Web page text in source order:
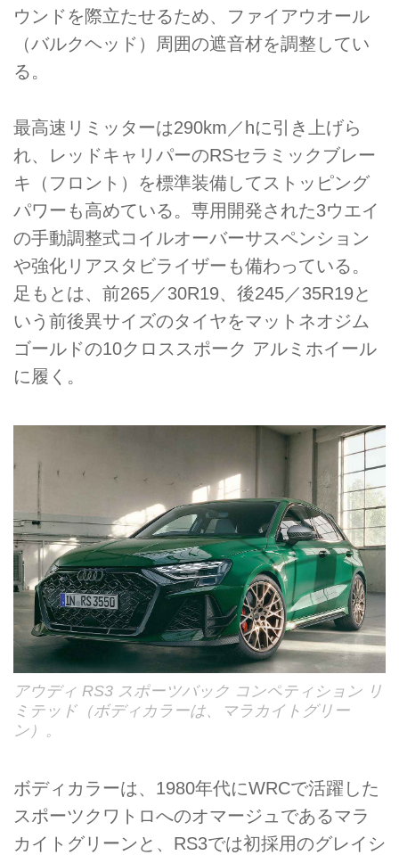
ウンドを際立たせるため、ファイアウオール
（バルクヘッド）周囲の遮音材を調整してい
る。
最高速リミッターは290km／hに引き上げら
れ、レッドキャリパーのRSセラミックブレー
キ（フロント）を標準装備してストッピング
パワーも高めている。専用開発された3ウエイ
の手動調整式コイルオーバーサスペンション
や強化リアスタビライザーも備わっている。
足もとは、前265／30R19、後245／35R19と
いう前後異サイズのタイヤをマットネオジム
ゴールドの10クロススポーク アルミホイール
に履く。
アウディ RS3 スポーツバック コンペティション リ
ミテッド（ボディカラーは、マラカイトグリー
ン）。
ボディカラーは、1980年代にWRCで活躍した
スポーツクワトロへのオマージュであるマラ
カイトグリーンと、RS3では初採用のグレイシ